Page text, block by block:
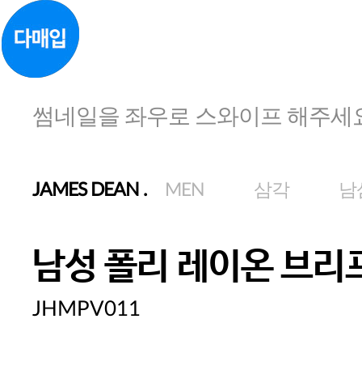
썸네일을 좌우로 스와이프 해주세
JAMES DEAN . MEN 삼각 남
남성 폴리 레이온 브리
JHMPV011